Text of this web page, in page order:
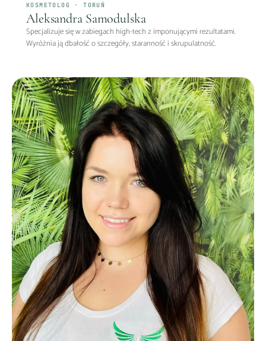
KOSMETOLOG · TORUŃ
Aleksandra Samodulska
Specjalizuje się w zabiegach high-tech z imponującymi rezultatami.
Wyróżnia ją dbałość o szczegóły, staranność i skrupulatność.